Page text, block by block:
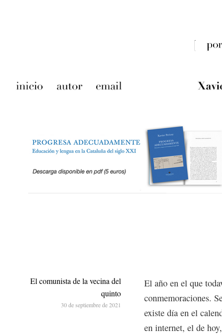
El año en el que
conmemoraciones.
existe día en el
en internet, el de
El comunista de la vecina del
quinto
30 de septiembre de 2021